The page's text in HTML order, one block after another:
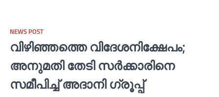
NEWS POST
വിഴിഞ്ഞത്തെ വിദേശനിക്ഷേപം;
അനുമതി തേടി സര്‍ക്കാരിനെ
സമീപിച്ച്‌ അദാനി ഗ്രൂപ്പ്